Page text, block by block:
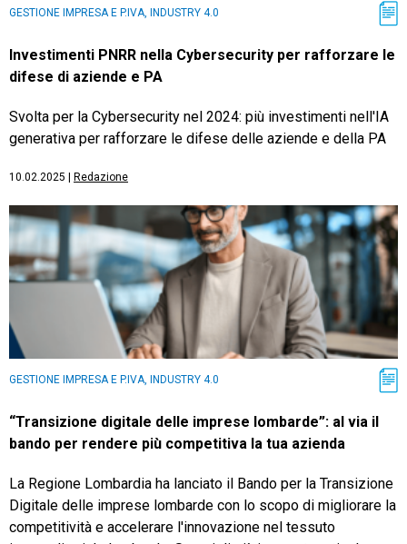
GESTIONE IMPRESA E P.IVA, INDUSTRY 4.0
Investimenti PNRR nella Cybersecurity per rafforzare le
difese di aziende e PA
Svolta per la Cybersecurity nel 2024: più investimenti nell'IA
generativa per rafforzare le difese delle aziende e della PA
10.02.2025 | Redazione
GESTIONE IMPRESA E P.IVA, INDUSTRY 4.0
“Transizione digitale delle imprese lombarde”: al via il
bando per rendere più competitiva la tua azienda
La Regione Lombardia ha lanciato il Bando per la Transizione
Digitale delle imprese lombarde con lo scopo di migliorare la
competitività e accelerare l'innovazione nel tessuto